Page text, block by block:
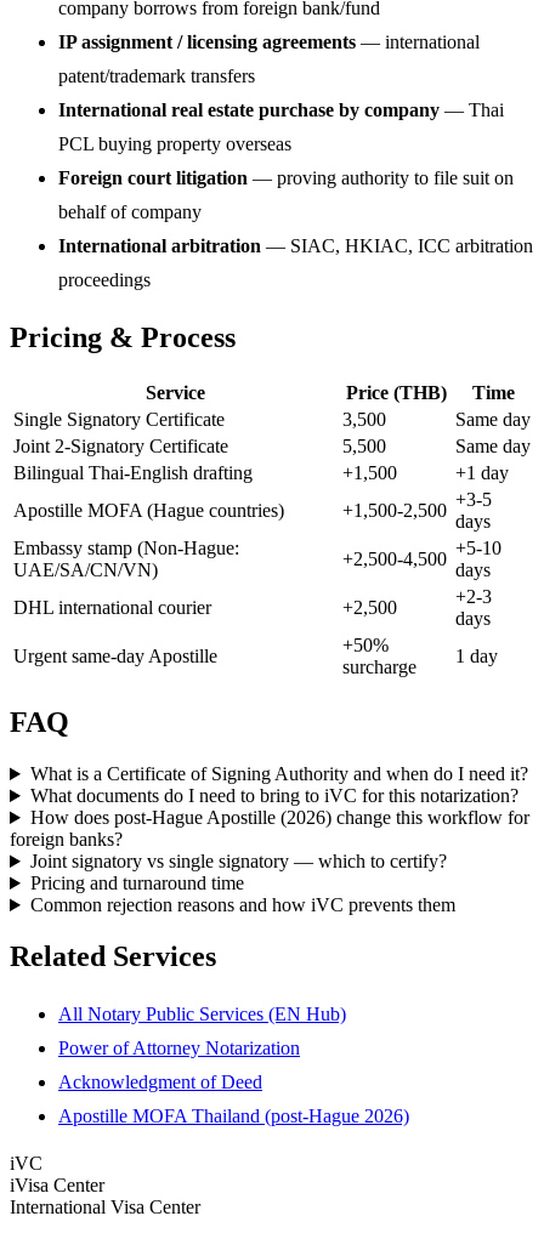
company borrows from foreign bank/fund
IP assignment / licensing agreements — international
patent/trademark transfers
International real estate purchase by company — Thai
PCL buying property overseas
Foreign court litigation — proving authority to file suit on
behalf of company
International arbitration — SIAC, HKIAC, ICC arbitration
proceedings
Pricing & Process
Service Price (THB)
Time
Single Signatory Certificate
3,500
Same day
Joint 2-Signatory Certificate
5,500
Same day
Bilingual Thai-English drafting
+1,500
+1 day
Apostille MOFA (Hague countries)
+1,500-2,500
+3-5
days
Embassy stamp (Non-Hague:
UAE/SA/CN/VN)
+2,500-4,500
+5-10
days
DHL international courier
+2,500
+2-3
days
Urgent same-day Apostille
+50%
surcharge
1 day
FAQ
What is a Certificate of Signing Authority and when do I need it?
What documents do I need to bring to iVC for this notarization?
How does post-Hague Apostille (2026) change this workflow for
foreign banks?
Joint signatory vs single signatory — which to certify?
Pricing and turnaround time
Common rejection reasons and how iVC prevents them
Related Services
All Notary Public Services (EN Hub)
Power of Attorney Notarization
Acknowledgment of Deed
Apostille MOFA Thailand (post-Hague 2026)
iVC
iVisa Center
International Visa Center